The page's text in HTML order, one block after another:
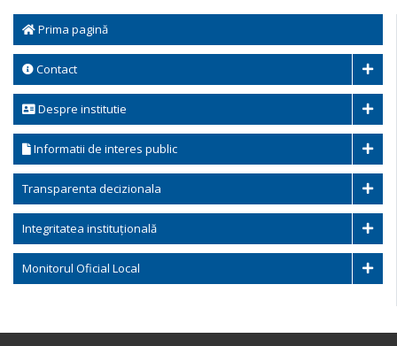
Prima pagină
Contact
Despre institutie
Informatii de interes public
Transparenta decizionala
Integritatea instituțională
Monitorul Oficial Local